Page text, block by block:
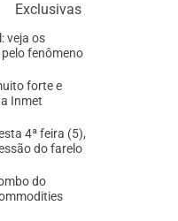
Exclusivas
veja os
fenômeno
forte e
Inmet
4ª feira (5),
do farelo
do